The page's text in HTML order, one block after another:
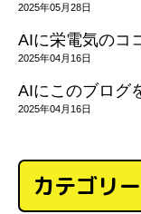
2025年05月28日
AIに栄電気のコ
2025年04月16日
AIにこのブログ
2025年04月16日
カテゴリー